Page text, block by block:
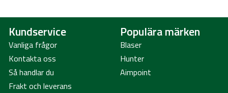
Kundservice
Vanliga frågor
Kontakta oss
Så handlar du
Frakt och leverans
Populära märken
Blaser
Hunter
Aimpoint